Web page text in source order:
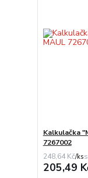
Kalkulačka
7267002
248,64 Kč/ks
205,49